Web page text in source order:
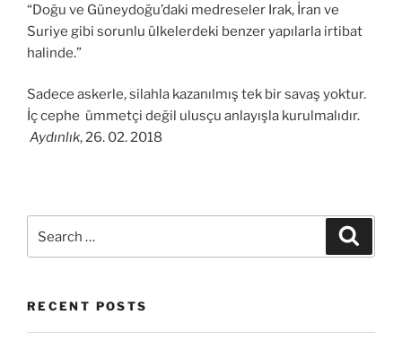
“Doğu ve Güneydoğu’daki medreseler Irak, İran ve
Suriye gibi sorunlu ülkelerdeki benzer yapılarla irtibat
halinde.”
Sadece askerle, silahla kazanılmış tek bir savaş yoktur.
İç cephe ümmetçi değil ulusçu anlayışla kurulmalıdır.
Aydınlık, 26. 02. 2018
for:
RECENT POSTS